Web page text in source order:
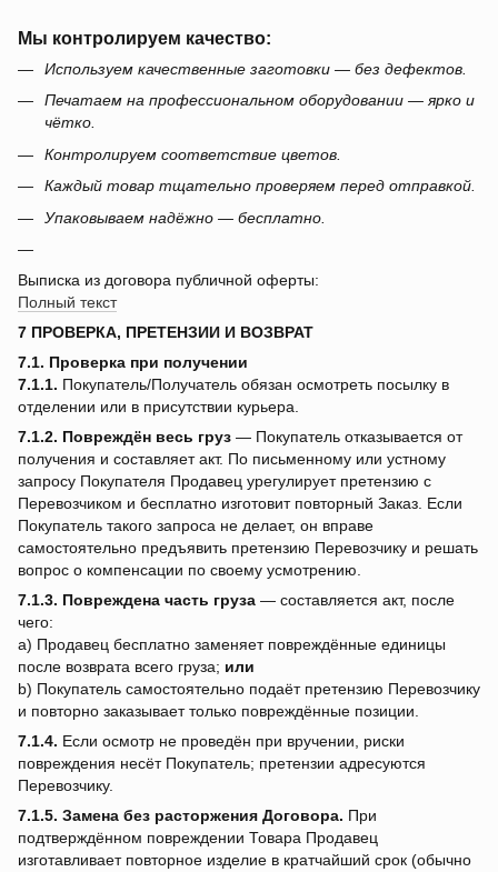
Мы контролируем качество:
Используем качественные заготовки — без дефектов.
Печатаем на профессиональном оборудовании — ярко и
чётко.
Контролируем соответствие цветов.
Каждый товар тщательно проверяем перед отправкой.
Упаковываем надёжно — бесплатно.
Выписка из договора публичной оферты:
Полный текст
7 ПРОВЕРКА, ПРЕТЕНЗИИ И ВОЗВРАТ
7.1. Проверка при получении
7.1.1. Покупатель/Получатель обязан осмотреть посылку в
отделении или в присутствии курьера.
7.1.2. Повреждён весь груз — Покупатель отказывается от
получения и составляет акт. По письменному или устному
запросу Покупателя Продавец урегулирует претензию с
Перевозчиком и бесплатно изготовит повторный Заказ. Если
Покупатель такого запроса не делает, он вправе
самостоятельно предъявить претензию Перевозчику и решать
вопрос о компенсации по своему усмотрению.
7.1.3. Повреждена часть груза — составляется акт, после
чего:
a) Продавец бесплатно заменяет повреждённые единицы
после возврата всего груза; или
b) Покупатель самостоятельно подаёт претензию Перевозчику
и повторно заказывает только повреждённые позиции.
7.1.4. Если осмотр не проведён при вручении, риски
повреждения несёт Покупатель; претензии адресуются
Перевозчику.
7.1.5. Замена без расторжения Договора. При
подтверждённом повреждении Товара Продавец
изготавливает повторное изделие в кратчайший срок (обычно